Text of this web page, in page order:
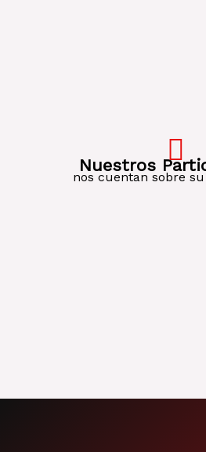
Nuestros
nos cuentan sobre